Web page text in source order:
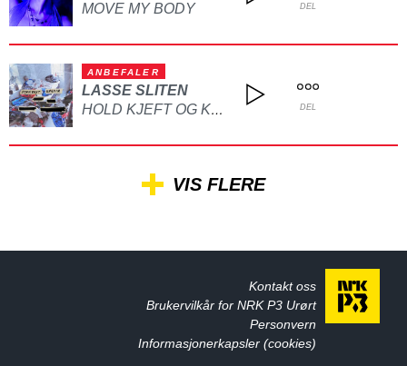
MOVE MY BODY
DEL
ANBEFALER
LASSE SLITEN
HOLD KJEFT OG KYSS MEG DEL
VIS FLERE
Kontakt oss
Brukervilkår for NRK P3 Urørt
Personvern
Informasjonerkapsler (cookies)